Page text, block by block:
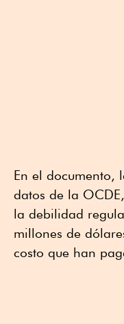
En el documento,
datos de la
la debilidad
millones de
costo que han